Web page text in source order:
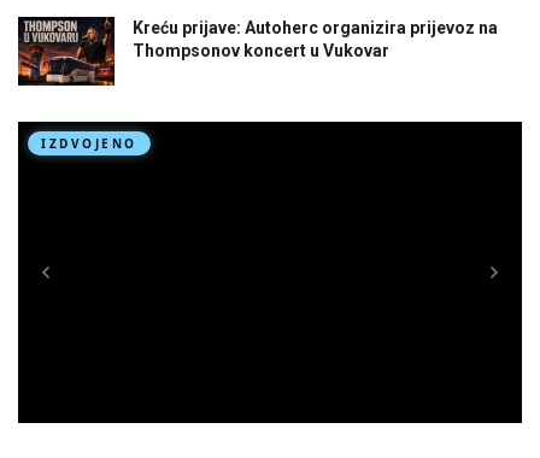
Kreću prijave: Autoherc organizira prijevoz na
Thompsonov koncert u Vukovar